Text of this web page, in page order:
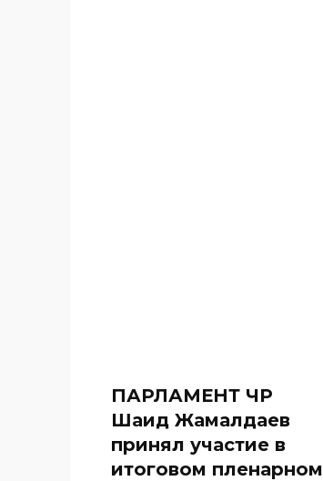
ПАРЛАМЕНТ ЧР
Шаид Жамалдаев
принял участие в
итоговом пленарном